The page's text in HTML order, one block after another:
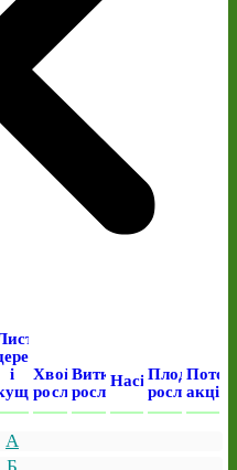
і
Хвойні
рослини
Виткі
рослини
НасінняПлодові
рослини
акція
А